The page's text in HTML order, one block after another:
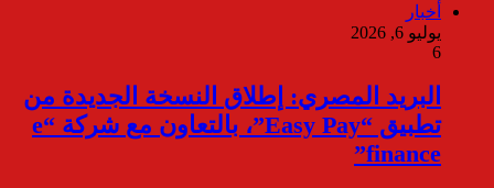
أخبار
يوليو 6, 2026
6
البريد المصري: إطلاق النسخة الجديدة من
تطبيق “Easy Pay”، بالتعاون مع شركة “e
finance”